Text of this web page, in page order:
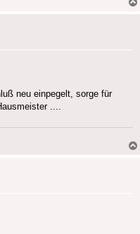
neu einpegelt, sorge für
....